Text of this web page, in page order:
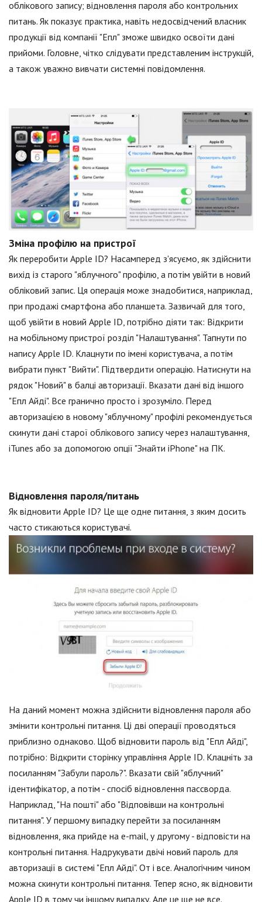
облікового запису; відновлення пароля або контрольних
питань. Як показує практика, навіть недосвідчений власник
продукції від компанії "Епл" зможе швидко освоїти дані
прийоми. Головне, чітко слідувати представленим інструкцій,
а також уважно вивчати системні повідомлення.
Зміна профілю на пристрої
Як переробити Apple ID? Насамперед з'ясуємо, як здійснити
вихід із старого "яблучного" профілю, а потім увійти в новий
обліковий запис. Ця операція може знадобитися, наприклад,
при продажі смартфона або планшета. Зазвичай для того,
щоб увійти в новий Apple ID, потрібно діяти так: Відкрити
на мобільному пристрої розділ "Налаштування". Тапнути по
напису Apple ID. Клацнути по імені користувача, а потім
вибрати пункт "Вийти". Підтвердити операцію. Натиснути на
рядок "Новий" в балці авторизації. Вказати дані від іншого
"Епл Айді". Все гранично просто і зрозуміло. Перед
авторизацією в новому "яблучному" профілі рекомендується
скинути дані старої облікового запису через налаштування,
iTunes або за допомогою опції "Знайти iPhone" на ПК.
Відновлення пароля/питань
Як відновити Apple ID? Це ще одне питання, з яким досить
часто стикаються користувачі.
На даний момент можна здійснити відновлення пароля або
змінити контрольні питання. Ці дві операції проводяться
приблизно однаково. Щоб відновити пароль від "Епл Айді",
потрібно: Відкрити сторінку управління Apple ID. Клацніть за
посиланням "Забули пароль?". Вказати свій "яблучний"
ідентифікатор, а потім - спосіб відновлення пассворда.
Наприклад, "На пошті" або "Відповівши на контрольні
питання". У першому випадку перейти за посиланням
відновлення, яка прийде на e-mail, у другому - відповісти на
контрольні питання. Надрукувати двічі новий пароль для
авторизації в системі "Епл Айді". От і все. Аналогічним чином
можна скинути контрольні питання. Тепер ясно, як відновити
Apple ID в тому чи іншому випадку. Але це ще не все.